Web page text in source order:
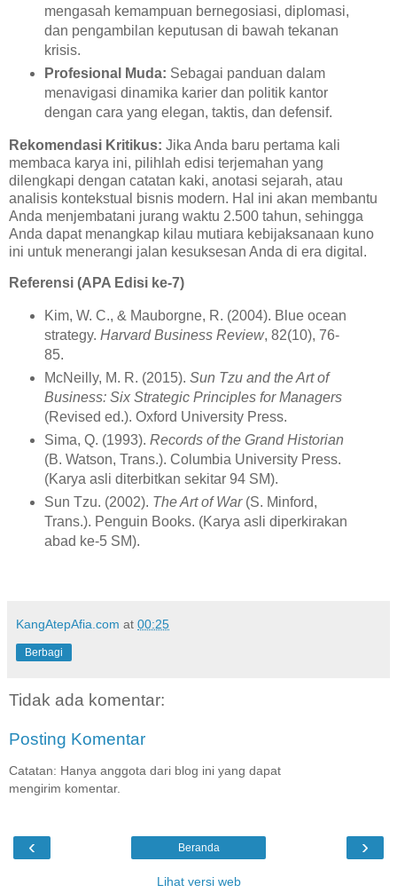
mengasah kemampuan bernegosiasi, diplomasi,
dan pengambilan keputusan di bawah tekanan
krisis.
Profesional Muda: Sebagai panduan dalam
menavigasi dinamika karier dan politik kantor
dengan cara yang elegan, taktis, dan defensif.
Rekomendasi Kritikus: Jika Anda baru pertama kali
membaca karya ini, pilihlah edisi terjemahan yang
dilengkapi dengan catatan kaki, anotasi sejarah, atau
analisis kontekstual bisnis modern. Hal ini akan membantu
Anda menjembatani jurang waktu 2.500 tahun, sehingga
Anda dapat menangkap kilau mutiara kebijaksanaan kuno
ini untuk menerangi jalan kesuksesan Anda di era digital.
Referensi (APA Edisi ke-7)
Kim, W. C., & Mauborgne, R. (2004). Blue ocean
strategy. Harvard Business Review, 82(10), 76-
85.
McNeilly, M. R. (2015). Sun Tzu and the Art of
Business: Six Strategic Principles for Managers
(Revised ed.). Oxford University Press.
Sima, Q. (1993). Records of the Grand Historian
(B. Watson, Trans.). Columbia University Press.
(Karya asli diterbitkan sekitar 94 SM).
Sun Tzu. (2002). The Art of War(S. Minford,
Trans.). Penguin Books. (Karya asli diperkirakan
abad ke-5 SM).
KangAtepAfia.com at 00:25
Berbagi
Tidak ada komentar:
Posting Komentar
Catatan: Hanya anggota dari blog ini yang dapat
mengirim komentar.
‹ ›
Beranda
Lihat versi web